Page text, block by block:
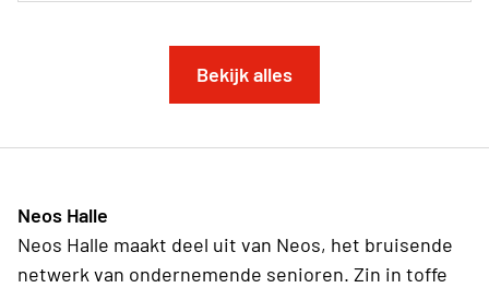
Bekijk alles
Neos Halle
Neos Halle maakt deel uit van Neos, het bruisende
netwerk van ondernemende senioren. Zin in toffe